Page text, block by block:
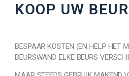
KOOP UW
BESPAAR KOSTEN (EN HELP HET
BEURSWAND ELKE BEURS